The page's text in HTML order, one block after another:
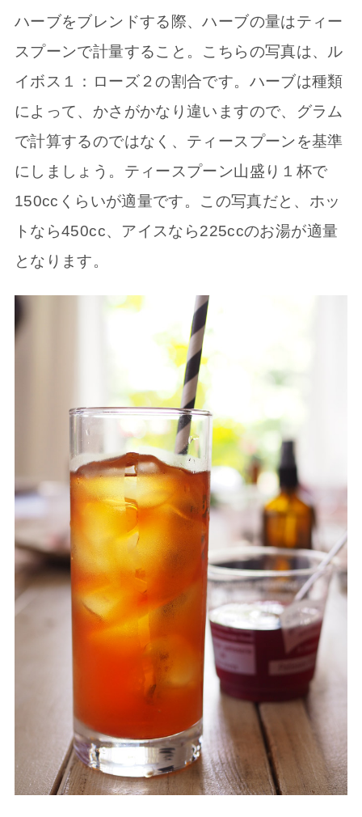
ハーブをブレンドする際、ハーブの量はティー
スプーンで計量すること。こちらの写真は、ル
イボス１：ローズ２の割合です。ハーブは種類
によって、かさがかなり違いますので、グラム
で計算するのではなく、ティースプーンを基準
にしましょう。ティースプーン山盛り１杯で
150ccくらいが適量です。この写真だと、ホッ
トなら450cc、アイスなら225ccのお湯が適量
となります。